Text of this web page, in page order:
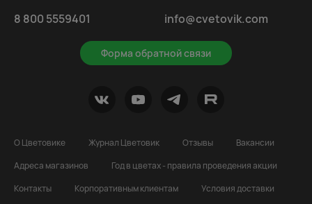
8 800 5559401
Форма обратной связи
info@cvetovik.com
О Цветовике Журнал Цветовик Отзывы
Вакансии
Адреса магазинов
Год в цветах - правила проведения акции
Контакты
Корпоративным клиентам
Условия доставки